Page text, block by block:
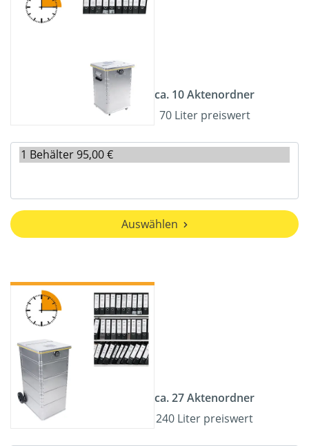
ca. 10 Aktenordner
70 Liter preiswert
Auswählen
ca. 27 Aktenordner
240 Liter preiswert